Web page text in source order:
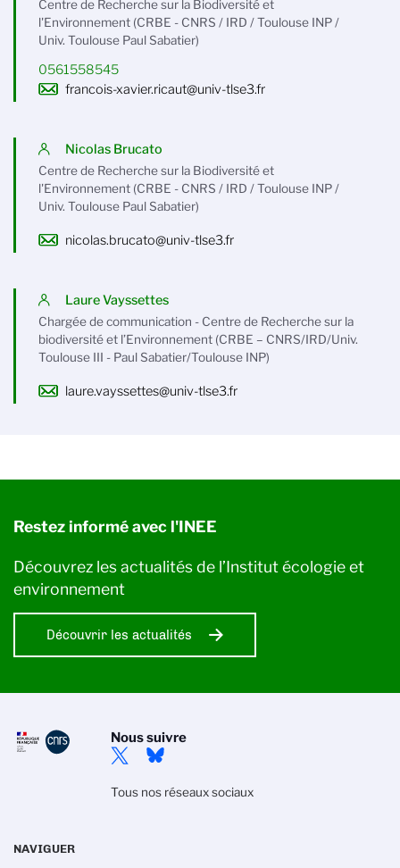
Centre de Recherche sur la Biodiversité et
l'Environnement (CRBE - CNRS / IRD / Toulouse INP /
Univ. Toulouse Paul Sabatier)
0561558545
francois-xavier.ricaut@univ-tlse3.fr
Nicolas Brucato
Centre de Recherche sur la Biodiversité et
l'Environnement (CRBE - CNRS / IRD / Toulouse INP /
Univ. Toulouse Paul Sabatier)
nicolas.brucato@univ-tlse3.fr
Laure Vayssettes
Chargée de communication - Centre de Recherche sur la
biodiversité et l’Environnement (CRBE – CNRS/IRD/Univ.
Toulouse III - Paul Sabatier/Toulouse INP)
laure.vayssettes@univ-tlse3.fr
Restez informé avec l'INEE
Découvrez les actualités de l’Institut écologie et
environnement
Découvrir les actualités
Nous suivre
Tous nos réseaux sociaux
NAVIGUER